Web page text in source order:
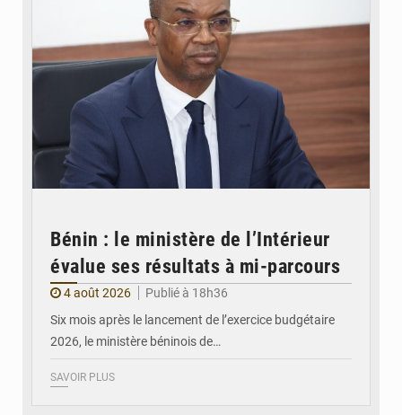
Bénin : le ministère de l’Intérieur
évalue ses résultats à mi-parcours
4 août 2026
Publié à 18h36
Six mois après le lancement de l’exercice budgétaire
2026, le ministère béninois de…
SAVOIR PLUS